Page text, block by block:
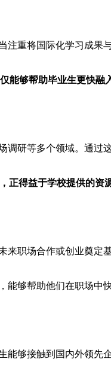
注重将国际化学习成果
能够帮助毕业生更快融
调研等多个领域。通过
正得益于学校提供的资
职场合作或创业奠定
能够帮助他们在职场中
能够接触到国内外领先